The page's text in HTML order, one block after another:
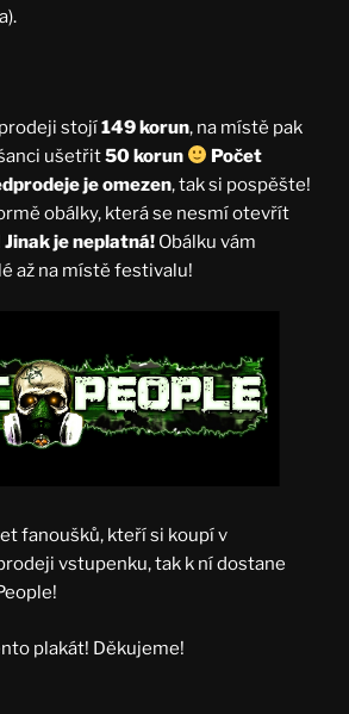
stojí149 korun, na místě pak
ušetřit50 korun
Počet
je omezen, tak si pospěšte!
obálky, která se nesmí otevřít
Jinak je neplatná! Obálku vám
až na místě festivalu!
fanoušků, kteří si koupí v
vstupenku, tak k ní dostane
plakát! Děkujeme!